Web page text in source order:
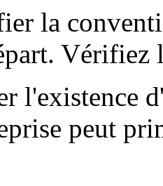
la
Vérifiez
l'existence
peut